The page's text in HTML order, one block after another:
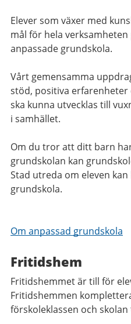
Elever som växer med
mål för hela verksamheten
anpassade grundskola.
Vårt gemensamma
stöd, positiva
ska kunna utvecklas till
i samhället.
Om du tror att ditt barn
grundskolan kan
Stad utreda om eleven
grundskola.
Om anpassad grundskola
Fritidshem
Fritidshemmet är till för
Fritidshemmen
förskoleklassen och